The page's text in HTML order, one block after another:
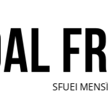
SFUEI MENSÎL